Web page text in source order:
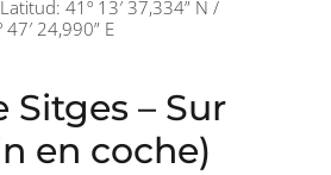
41º 13′ 37,334” N /
24,990” E
Sitges – Sur
en coche)